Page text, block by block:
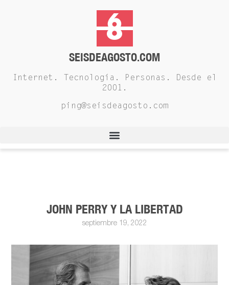
SEISDEAGOSTO.COM
Internet. Tecnología. Personas. Desde el
2001.
ping@seisdeagosto.com
JOHN PERRY Y LA LIBERTAD
septiembre 19, 2022